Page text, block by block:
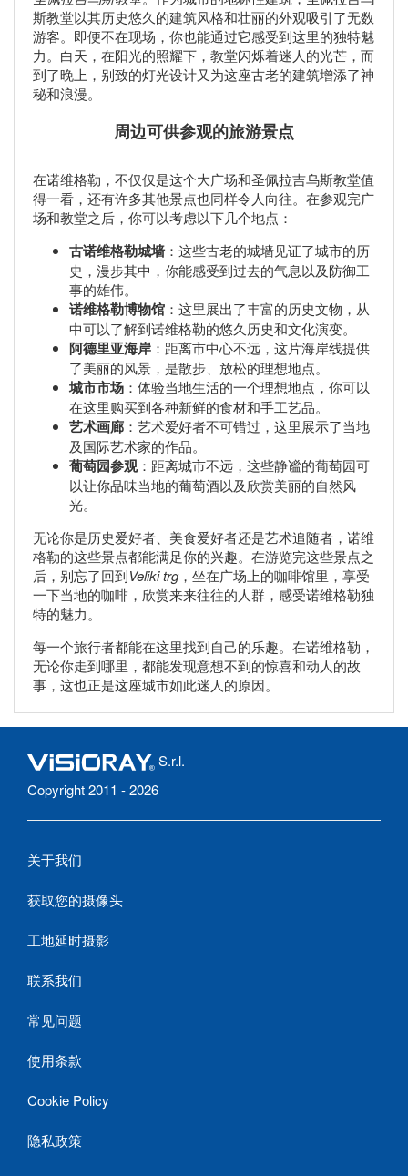
斯教堂以其历史悠久的建筑风格和壮丽的外观吸引了无数
游客。即便不在现场，你也能通过它感受到这里的独特魅
力。白天，在阳光的照耀下，教堂闪烁着迷人的光芒，而
到了晚上，别致的灯光设计又为这座古老的建筑增添了神
秘和浪漫。
周边可供参观的旅游景点
在诺维格勒，不仅仅是这个大广场和圣佩拉吉乌斯教堂值
得一看，还有许多其他景点也同样令人向往。在参观完广
场和教堂之后，你可以考虑以下几个地点：
古诺维格勒城墙：这些古老的城墙见证了城市的历
史，漫步其中，你能感受到过去的气息以及防御工
事的雄伟。
诺维格勒博物馆 ：这里展出了丰富的历史文物，从
中可以了解到诺维格勒的悠久历史和文化演变。
阿德里亚海岸 ：距离市中心不远，这片海岸线提供
了美丽的风景，是散步、放松的理想地点。
城市市场 ：体验当地生活的一个理想地点，你可以
在这里购买到各种新鲜的食材和手工艺品。
艺术画廊 ：艺术爱好者不可错过，这里展示了当地
及国际艺术家的作品。
葡萄园参观：距离城市不远，这些静谧的葡萄园可
以让你品味当地的葡萄酒以及欣赏美丽的自然风
光。
无论你是历史爱好者、美食爱好者还是艺术追随者，诺维
格勒的这些景点都能满足你的兴趣。在游览完这些景点之
后，别忘了回到Veliki trg，坐在广场上的咖啡馆里，享受
一下当地的咖啡，欣赏来来往往的人群，感受诺维格勒独
特的魅力。
每一个旅行者都能在这里找到自己的乐趣。在诺维格勒，
无论你走到哪里，都能发现意想不到的惊喜和动人的故
事，这也正是这座城市如此迷人的原因。
S.r.l.
Copyright 2011 - 2026
关于我们
获取您的摄像头
工地延时摄影
联系我们
常见问题
使用条款
Cookie Policy
隐私政策